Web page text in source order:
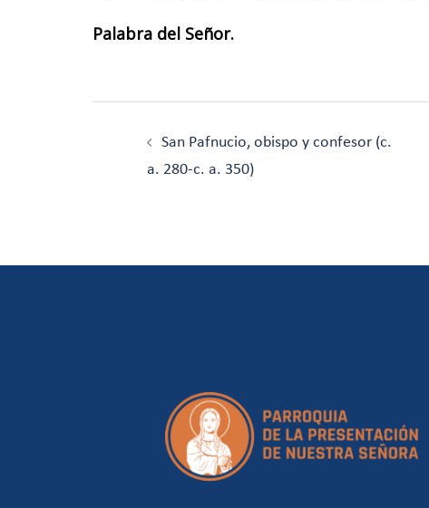
Palabra del Señor.
entradas
San Pafnucio, obispo y confesor (c.
a. 280-c. a. 350)